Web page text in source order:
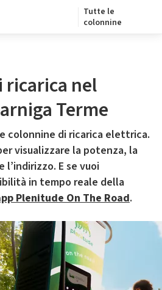
Tutte le
colonnine
ricarica nel
Terme
colonnine di ricarica elettrica.
visualizzare la potenza, la
E se vuoi
in tempo reale della
Plenitude On The Road.